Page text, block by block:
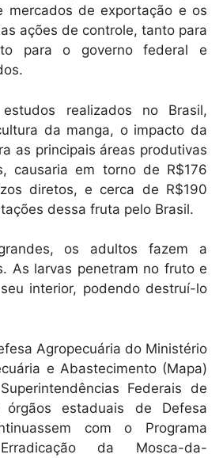
mercados de exportação e os
ações de controle, tanto para
para o governo federal e
realizados no Brasil,
da manga, o impacto da
as principais áreas produtivas
causaria em torno de R$176
diretos, e cerca de R$190
dessa fruta pelo Brasil.
os adultos fazem a
As larvas penetram no fruto e
interior, podendo destruí-lo
Agropecuária do Ministério
e Abastecimento (Mapa)
Federais de
estaduais de Defesa
com o Programa
da Mosca-da-